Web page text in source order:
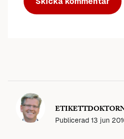
Publicerad 13 jun